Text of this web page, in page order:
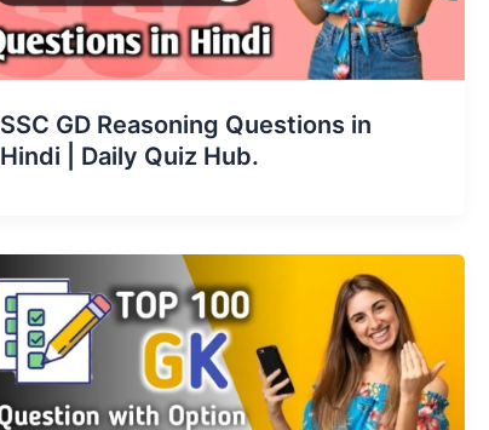
SSC GD Reasoning Questions in
Hindi | Daily Quiz Hub.